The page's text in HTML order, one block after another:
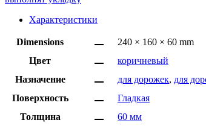
Характеристики
Dimensions
240 × 160 × 60 mm
Цвет
коричневый
Назначение
для дорожек, для
Поверхность
Гладкая
Толщина
60 мм